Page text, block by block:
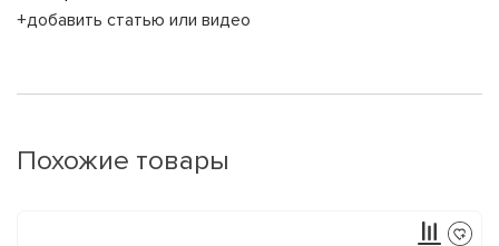
+добавить статью или видео
Похожие товары